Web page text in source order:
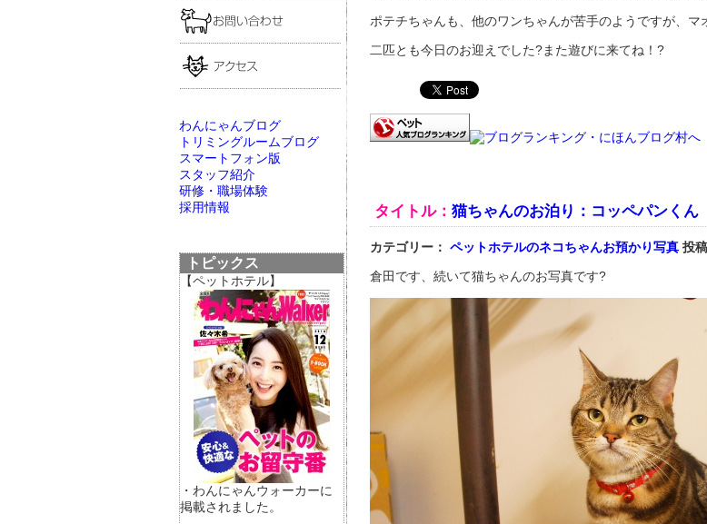
わんにゃんブログ
トリミングルームブログ
スマートフォン版
スタッフ紹介
研修・職場体験
採用情報
トピックス
【ペットホテル】
・わんにゃんウォーカーに
掲載されました。
ポテチちゃんも、他のワンちゃんが苦手のようですが、
二匹とも今日のお迎えでした?また遊びに来てね！?
タイトル： 猫ちゃんのお泊り：コッペパンくん
カテゴリー： ペットホテルのネコちゃんお預かり写真 投
倉田です、続いて猫ちゃんのお写真です?